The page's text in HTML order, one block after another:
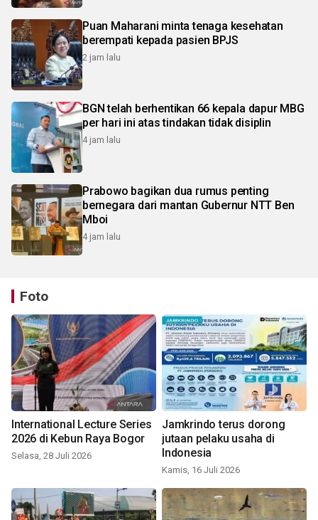
Puan Maharani minta tenaga kesehatan
berempati kepada pasien BPJS
2 jam lalu
BGN telah berhentikan 66 kepala dapur MBG
per hari ini atas tindakan tidak disiplin
4 jam lalu
Prabowo bagikan dua rumus penting
bernegara dari mantan Gubernur NTT Ben
Mboi
4 jam lalu
Foto
International Lecture Series
2026 di Kebun Raya Bogor
Selasa, 28 Juli 2026
Jamkrindo terus dorong
jutaan pelaku usaha di
Indonesia
Kamis, 16 Juli 2026